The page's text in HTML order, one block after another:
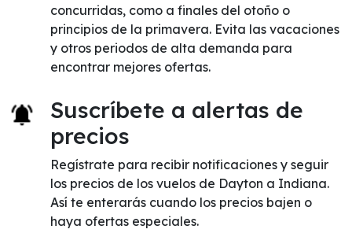
concurridas, como a finales del otoño o
principios de la primavera. Evita las vacaciones
y otros periodos de alta demanda para
encontrar mejores ofertas.
Suscríbete a alertas de
precios
Regístrate para recibir notificaciones y seguir
los precios de los vuelos de Dayton a Indiana.
Así te enterarás cuando los precios bajen o
haya ofertas especiales.